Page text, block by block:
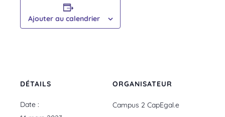
Ajouter au calendrier
DÉTAILS
Date :
ORGANISATEUR
Campus 2 CapEgal.e